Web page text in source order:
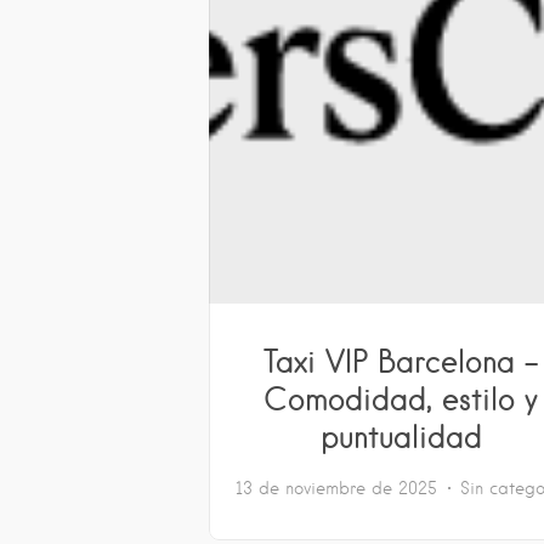
Taxi VIP Barcelona –
Comodidad, estilo y
puntualidad
13 de noviembre de 2025 Sin